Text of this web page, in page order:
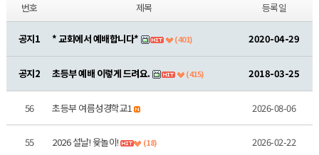
번호 제목 등록일
공지1 * 교회에서 예배합니다* (401) 2020-04-29
공지2 초등부 예배 이렇게 드려요. (415) 2018-03-25
56 초등부 여름성경학교1 2026-08-06
55 2026 설날! 윷놀이! (18) 2026-02-22